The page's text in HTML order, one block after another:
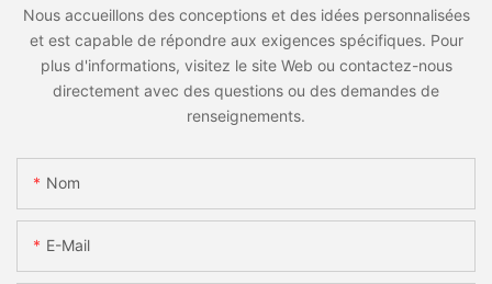
Nous accueillons des conceptions et des idées personnalisées
et est capable de répondre aux exigences spécifiques. Pour
plus d'informations, visitez le site Web ou contactez-nous
directement avec des questions ou des demandes de
renseignements.
Nom
E-Mail